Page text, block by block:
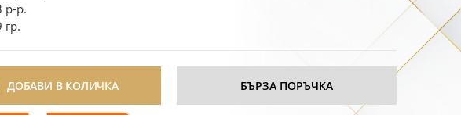
р-р.
гр.
ДОБАВИ В КОЛИЧКА БЪРЗА ПОРЪЧКА